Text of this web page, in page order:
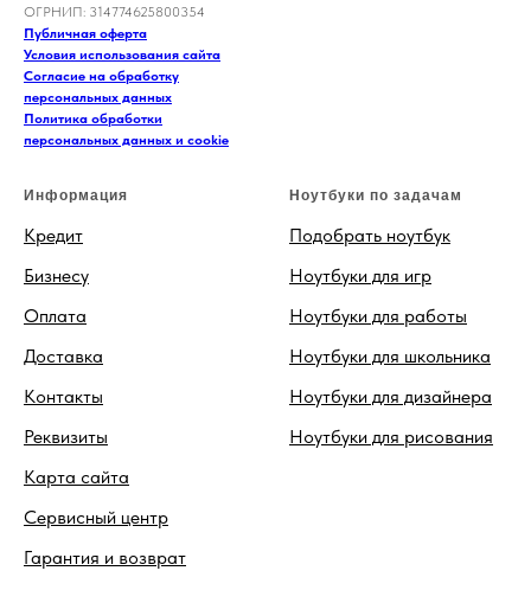
ОГРНИП: 314774625800354
Публичная оферта
Условия использования сайта
Согласие на обработку
персональных данных
Политика обработки
персональных данных и cookie
Информация
Кредит
Бизнесу
Оплата
Доставка
Контакты
Реквизиты
Карта сайта
Сервисный центр
Гарантия и возврат
Ноутбуки по задачам
Подобрать ноутбук
Ноутбуки для игр
Ноутбуки для работы
Ноутбуки для школьника
Ноутбуки для дизайнера
Ноутбуки для рисования